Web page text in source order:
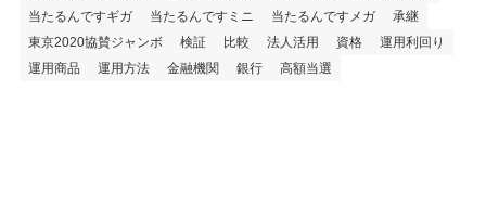
当たるんですギガ
当たるんですミニ 当たるんですメガ
承継
東京2020協賛ジャンボ
検証 比較 法人活用 資格
運用利回り
運用商品
運用方法 金融機関 銀行 高額当選